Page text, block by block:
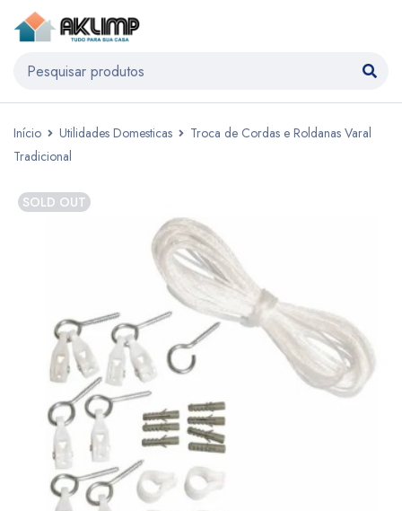
Início Utilidades Domesticas
Troca de Cordas e Roldanas Varal
Tradicional
SOLD OUT